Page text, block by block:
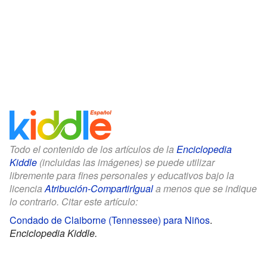
Todo el contenido de los artículos de la Enciclopedia
Kiddle (incluidas las imágenes) se puede utilizar
libremente para fines personales y educativos bajo la
licenciaAtribución-CompartirIguala menos que se indique
lo contrario. Citar este artículo:
Condado de Claiborne (Tennessee) para Niños.
Enciclopedia Kiddle.